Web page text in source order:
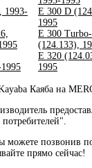
1993-
E 300 D
1995
E 300
(124.133),
E 320
1995
Каяба на
можете позвонив
прямо сейчас!